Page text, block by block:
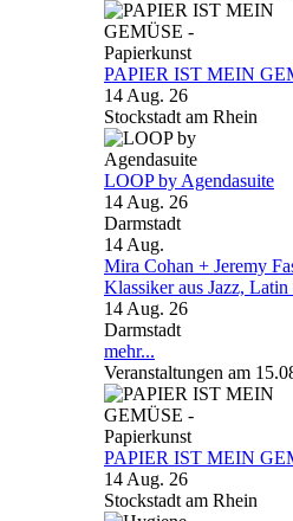
PAPIER IST MEIN
14 Aug. 26
Stockstadt am Rhein
LOOP by Agendasuite
14 Aug. 26
Darmstadt
14 Aug.
Mira Cohan + Jeremy
Klassiker aus Jazz, Latin
14 Aug. 26
Darmstadt
mehr...
Veranstaltungen am
PAPIER IST MEIN
14 Aug. 26
Stockstadt am Rhein